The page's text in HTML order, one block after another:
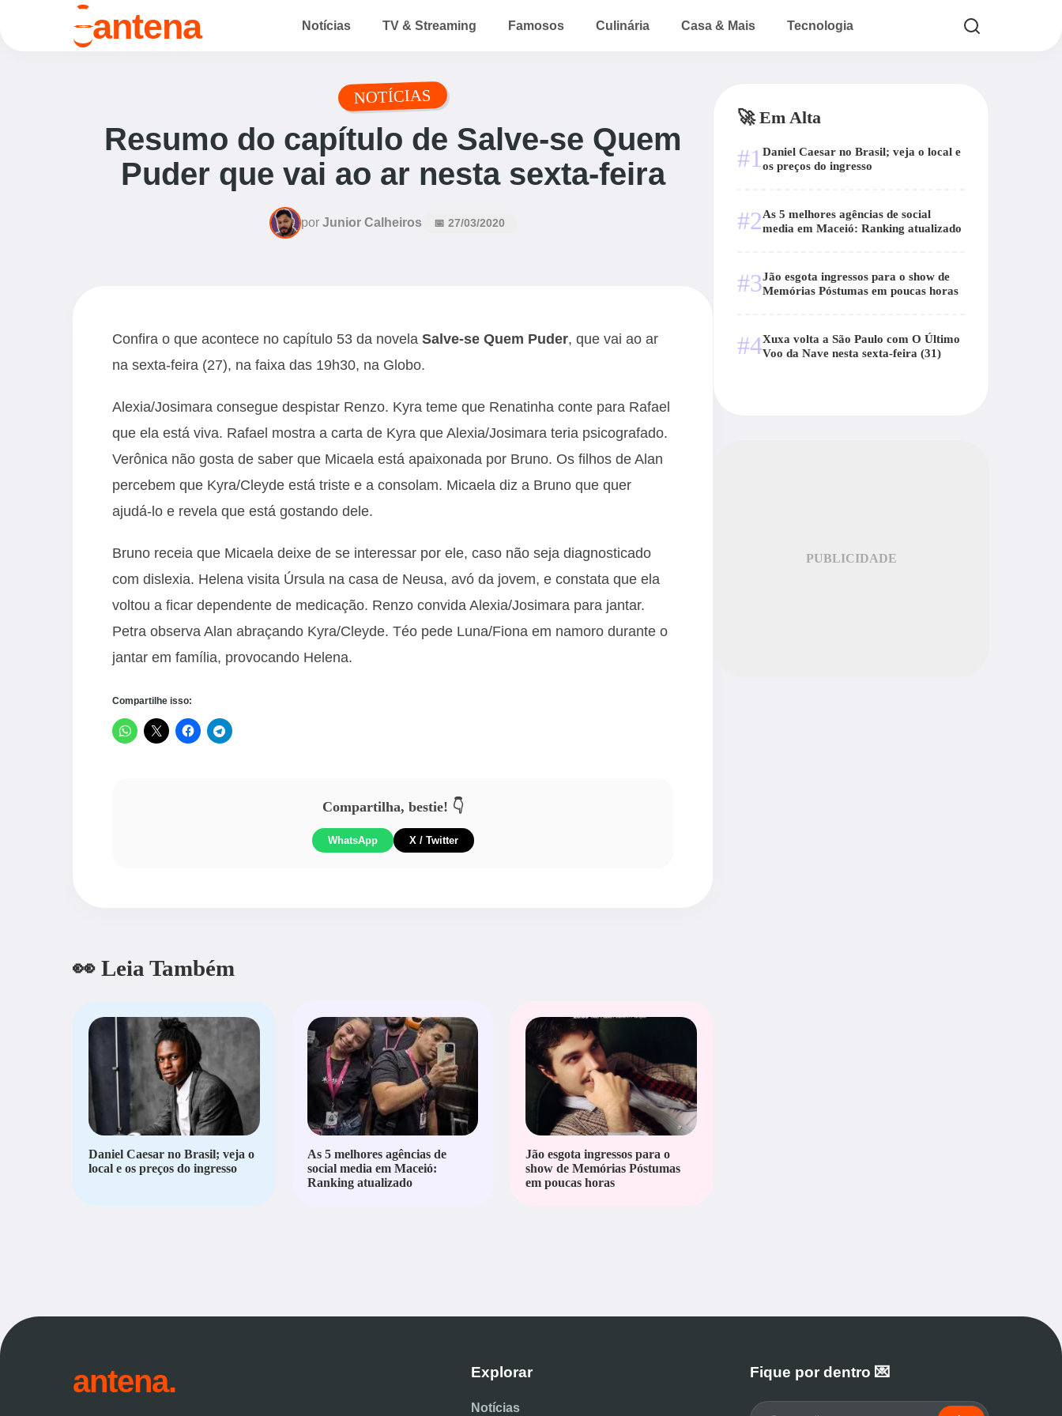
oantena Notícias TV & Streaming Famosos Culinária Casa & Mais Tecnologia
NOTÍCIAS
Resumo do capítulo de Salve-se Quem
Puder que vai ao ar nesta sexta-feira
por Junior Calheiros 📅 27/03/2020
Confira o que acontece no capítulo 53 da novela Salve-se Quem Puder, que vai ao ar
na sexta-feira (27), na faixa das 19h30, na Globo.
Alexia/Josimara consegue despistar Renzo. Kyra teme que Renatinha conte para Rafael
que ela está viva. Rafael mostra a carta de Kyra que Alexia/Josimara teria psicografado.
Verônica não gosta de saber que Micaela está apaixonada por Bruno. Os filhos de Alan
percebem que Kyra/Cleyde está triste e a consolam. Micaela diz a Bruno que quer
ajudá-lo e revela que está gostando dele.
Bruno receia que Micaela deixe de se interessar por ele, caso não seja diagnosticado
com dislexia. Helena visita Úrsula na casa de Neusa, avó da jovem, e constata que ela
voltou a ficar dependente de medicação. Renzo convida Alexia/Josimara para jantar.
Petra observa Alan abraçando Kyra/Cleyde. Téo pede Luna/Fiona em namoro durante o
jantar em família, provocando Helena.
Compartilhe isso:
Compartilha, bestie! 👇
WhatsApp X / Twitter
👀 Leia Também
Daniel Caesar no Brasil; veja o
local e os preços do ingresso
As 5 melhores agências de
social media em Maceió:
Ranking atualizado
Jão esgota ingressos para o
show de Memórias Póstumas
em poucas horas
🚀 Em Alta
#1 Daniel Caesar no Brasil; veja o local e
os preços do ingresso
#2As 5 melhores agências de social
media em Maceió: Ranking atualizado
#3Jão esgota ingressos para o show de
Memórias Póstumas em poucas horas
#4Xuxa volta a São Paulo com O Último
Voo da Nave nesta sexta-feira (31)
PUBLICIDADE
antena. Explorar
Notícias
Fique por dentro 💌